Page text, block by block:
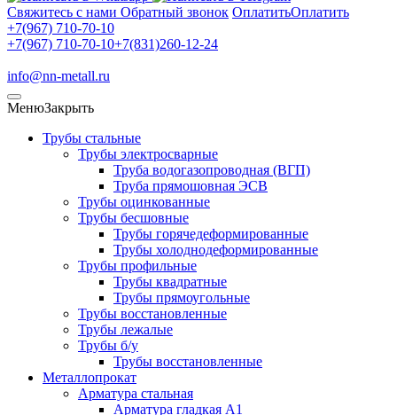
Свяжитесь с нами Обратный звонок ОплатитьОплатить
+7(967) 710-70-10
+7(967) 710-70-10+7(831)260-12-24
info@nn-metall.ru
МенюЗакрыть
Трубы стальные
Трубы электросварные
Труба водогазопроводная (ВГП)
Труба прямошовная ЭСВ
Трубы оцинкованные
Трубы бесшовные
Трубы горячедеформированные
Трубы холоднодеформированные
Трубы профильные
Трубы квадратные
Трубы прямоугольные
Трубы восстановленные
Трубы лежалые
Трубы б/у
Трубы восстановленные
Металлопрокат
Арматура стальная
Арматура гладкая А1